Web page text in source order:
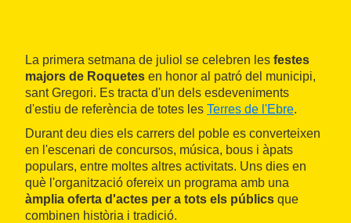
La primera setmana de juliol se celebren les festes
majors de Roquetes en honor al patró del municipi,
sant Gregori. Es tracta d'un dels esdeveniments
d'estiu de referència de totes les Terres de l'Ebre.
Durant deu dies els carrers del poble es converteixen
en l'escenari de concursos, música, bous i àpats
populars, entre moltes altres activitats. Uns dies en
què l'organització ofereix un programa amb una
àmplia oferta d'actes per a tots els públics que
combinen història i tradició.